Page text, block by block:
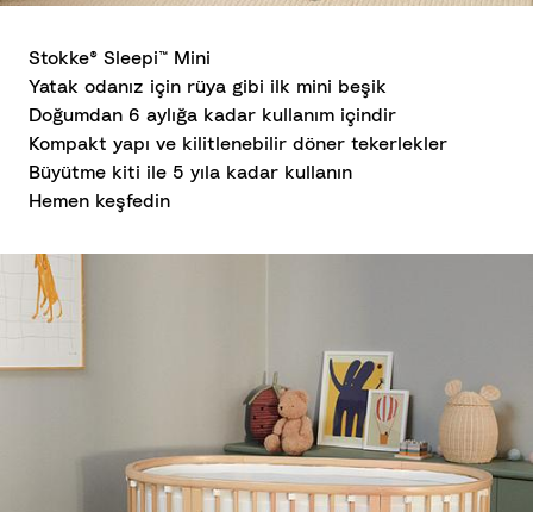
Stokke® Sleepi™ Mini
Yatak odanız için rüya gibi ilk mini beşik
Doğumdan 6 aylığa kadar kullanım içindir
Kompakt yapı ve kilitlenebilir döner tekerlekler
Büyütme kiti ile 5 yıla kadar kullanın
Hemen keşfedin